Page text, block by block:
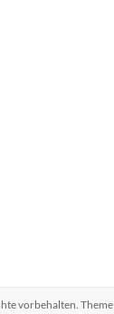
vorbehalten. Theme